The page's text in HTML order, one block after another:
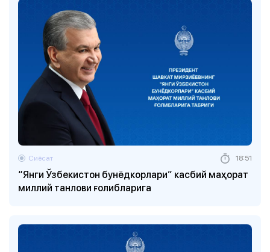
“Янги Ўзбекистон бунёдкорлари” касбий маҳорат
миллий танлови ғолибларига
Сиёсат 18:51